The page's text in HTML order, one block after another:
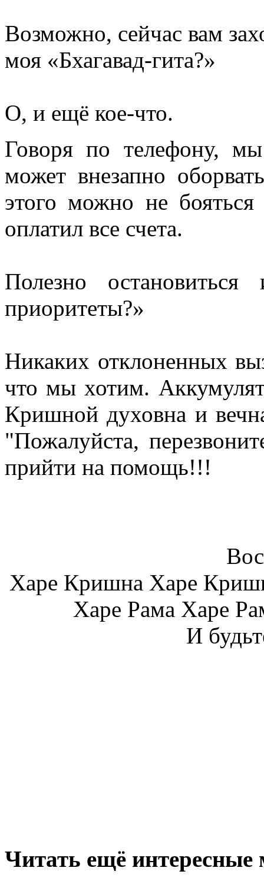
Возможно, сейчас вам
моя «Бхагавад-гита?»
О, и ещё кое-что.
Говоря по телефону,
может внезапно
этого можно не
оплатил все счета.
Полезно
приоритеты?»
Никаких отклоненных
что мы хотим.
Кришной духовна и
"Пожалуйста,
прийти на помощь!!!
Харе Кришна Харе
Харе Рама Харе
И
Читать ещё